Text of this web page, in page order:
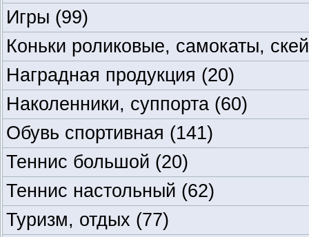
Игры (99)
Коньки роликовые, самокаты,
Наградная продукция (20)
Наколенники, суппорта (60)
Обувь спортивная (141)
Теннис большой (20)
Теннис настольный (62)
Туризм, отдых (77)